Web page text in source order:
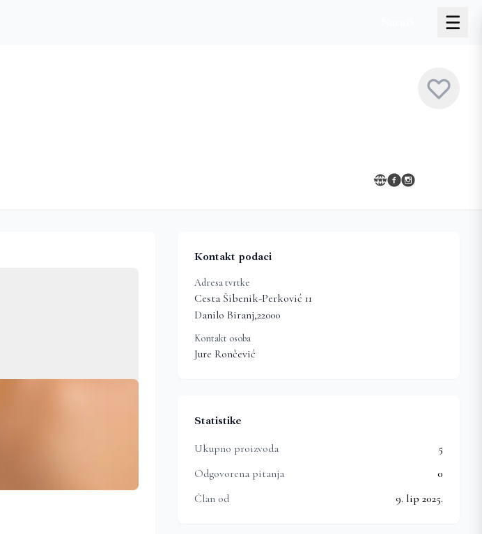
Kontakt podaci
Adresa tvrtke
Cesta Šibenik-Perković 11
Danilo Biranj,22000
Kontakt osoba
Jure Rončević
Statistike
Ukupno proizvoda
5
Odgovorena pitanja
0
Član od
9. lip 2025.